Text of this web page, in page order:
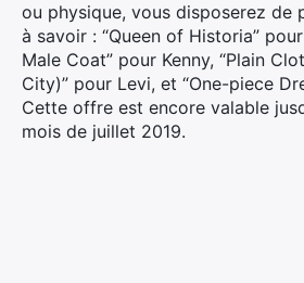
ou physique, vous disposerez de
à savoir : “Queen of Historia”
Male Coat” pour Kenny, “Plain
City)” pour Levi, et “One-piece
Cette offre est encore valable
mois de juillet 2019.